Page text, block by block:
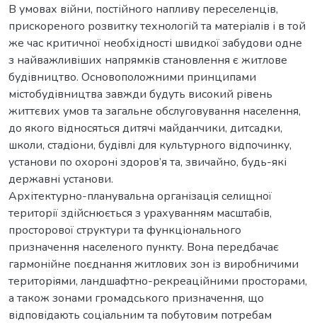
В умовах війни, постійного напливу переселенців,
прискореного розвитку технологій та матеріалів і в той
же час критичної необхідності швидкої забудови одне
з найважливіших напрямків становлення є житлове
будівництво. Основоположними принципами
містобудівництва завжди будуть високий рівень
життєвих умов та загальне обслуговування населення,
до якого відносяться дитячі майданчики, дитсадки,
школи, стадіони, будівлі для культурного відпочинку,
установи по охороні здоров’я та, звичайно, будь-які
державні установи.
Архітектурно-планувальна організація селищної
території здійснюється з урахуванням масштабів,
просторової структури та функціонального
призначення населеного пункту. Вона передбачає
гармонійне поєднання житлових зон із виробничими
територіями, ландшафтно-рекреаційними просторами,
а також зонами громадського призначення, що
відповідають соціальним та побутовим потребам